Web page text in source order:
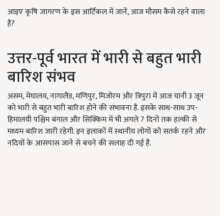
आइए कृषि जागरण के इस आर्टिकल में जानें, आज मौसम कैसे रहने वाला
है?
उत्तर-पूर्व भारत में भारी से बहुत भारी
बारिश संभव
असम, मेघालय, नागालैंड, मणिपुर, मिजोरम और त्रिपुरा में आज यानी 3 जून
को भारी से बहुत भारी बारिश होने की संभावना है. इसके साथ-साथ उप-
हिमालयी पश्चिम बंगाल और सिक्किम में भी अगले 7 दिनों तक हल्की से
मध्यम बारिश जारी रहेगी. इन इलाकों में स्थानीय लोगों को सतर्क रहने और
नदियों के आसपास जाने से बचने की सलाह दी गई है.